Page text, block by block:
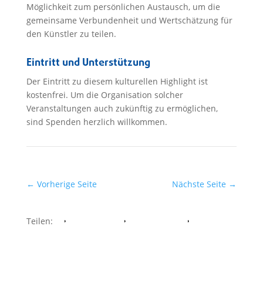
Möglichkeit zum persönlichen Austausch, um die
gemeinsame Verbundenheit und Wertschätzung für
den Künstler zu teilen.
Eintritt und Unterstützung
Der Eintritt zu diesem kulturellen Highlight ist
kostenfrei. Um die Organisation solcher
Veranstaltungen auch zukünftig zu ermöglichen,
sind Spenden herzlich willkommen.
← Vorherige Seite Nächste Seite →
Teilen: Facebook Whatsapp Twitter